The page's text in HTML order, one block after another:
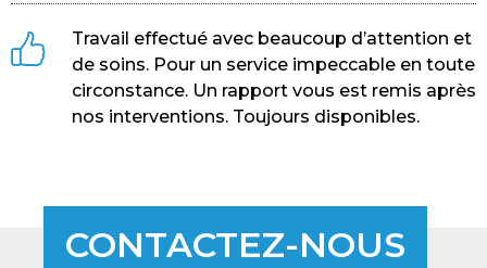
Travail effectué avec beaucoup d’attention et
de soins. Pour un service impeccable en toute
circonstance. Un rapport vous est remis après
nos interventions. Toujours disponibles.
CONTACTEZ-NOUS